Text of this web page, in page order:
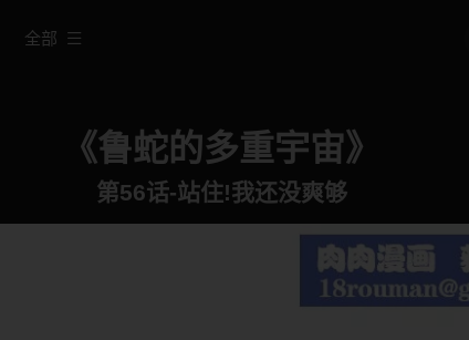
全部
《鲁蛇的多重宇宙》
第56话-站住!我还没爽够